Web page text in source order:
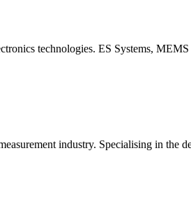
technologies. ES Systems,
industry. Specialising in the